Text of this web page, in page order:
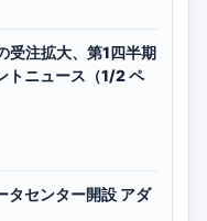
受注拡大、第1四半期
トニュース（1/2 ペ
タセンター開設 アダ